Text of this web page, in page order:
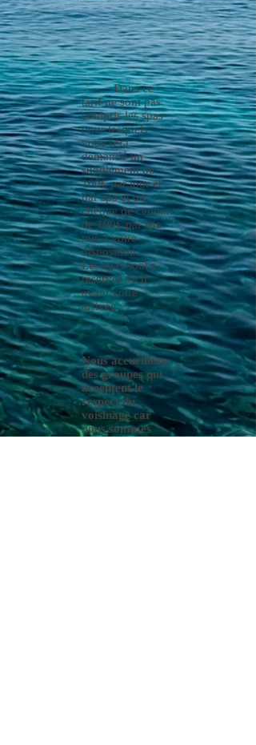
Dans ce
tarif ne sont pas
compris les spas
pour lesquels
vous sera
demandé un
supplément de
100€ par jour et
par spa et un
chèque de caution
de 100€ par spa
mis à votre
disposition .
Les spas sont a
réserver 48 h
avant votre
arrivée
Nous accueillons
des groupes qui
acceptent le
respect du
voisinage car
nous sommes